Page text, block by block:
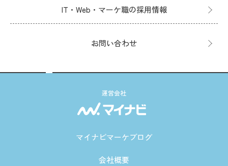
IT・Web・マーケ職の採用情報
お問い合わせ
運営会社
マイナビマーケブログ
会社概要